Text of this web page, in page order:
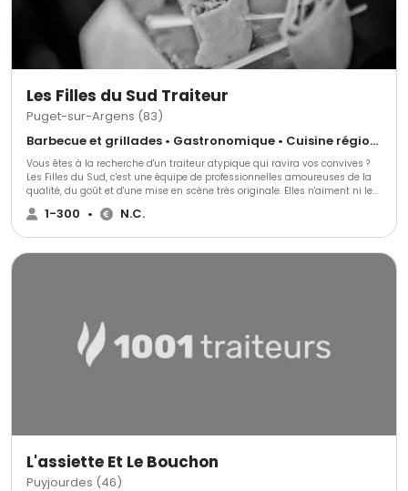
Les Filles du Sud Traiteur
Puget-sur-Argens (83)
Barbecue et grillades • Gastronomique • Cuisine régionale
Vous êtes à la recherche d'un traiteur atypique qui ravira vos convives ?
Les Filles du Sud, c'est une équipe de professionnelles amoureuses de la
qualité, du goût et d'une mise en scène très originale. Elles n'aiment ni les
buffets nappés en blanc, ni les pièces de cocktail alignées. Ce traiteur
privilégie l'élégance du service au plateau et des stands en bois ou en
1-300 • N.C.
L'assiette Et Le Bouchon
Puyjourdes (46)